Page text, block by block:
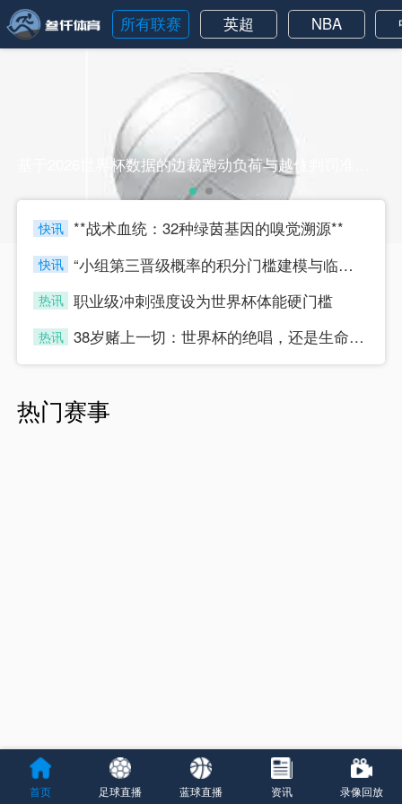
所有联赛 英超 NBA
快讯
**战术血统：32种绿茵基因的嗅觉溯源**
快讯
“小组第三晋级概率的积分门槛建模与临界值判定研究”
热讯 职业级冲刺强度设为世界杯体能硬门槛
热讯
38岁赌上一切：世界杯的绝唱，还是生命的最后冲刺？
热门赛事
首页 足球直播 蓝球直播 资讯 录像回放